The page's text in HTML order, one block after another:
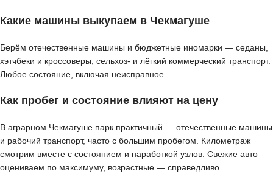
Какие машины выкупаем в Чекмагуше
Берём отечественные машины и бюджетные иномарки — седаны,
хэтчбеки и кроссоверы, сельхоз- и лёгкий коммерческий транспорт.
Любое состояние, включая неисправное.
Как пробег и состояние влияют на цену
В аграрном Чекмагуше парк практичный — отечественные машины
и рабочий транспорт, часто с большим пробегом. Километраж
смотрим вместе с состоянием и наработкой узлов. Свежие авто
оцениваем по максимуму, возрастные — справедливо.